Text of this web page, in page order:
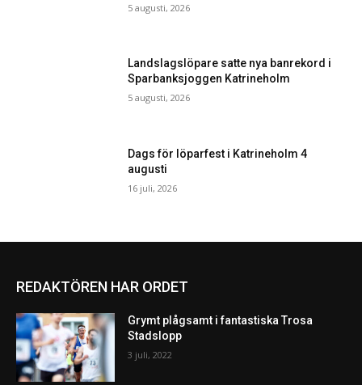
5 augusti, 2026
Landslagslöpare satte nya banrekord i
Sparbanksjoggen Katrineholm
5 augusti, 2026
Dags för löparfest i Katrineholm 4
augusti
16 juli, 2026
REDAKTÖREN HAR ORDET
Grymt plågsamt i fantastiska Trosa
Stadslopp
3 juli, 2022